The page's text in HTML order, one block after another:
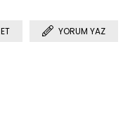
YORUM YAZ